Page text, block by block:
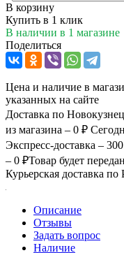
В корзину
Купить в 1 клик
В наличии в 1 магазине
Поделиться
Цена и наличие в
указанных на сайте
Доставка по
из магазина – 0 ₽
Экспресс-доставка –
– 0 ₽Товар будет
Курьерская доставка
Описание
Отзывы
Задать вопрос
Наличие